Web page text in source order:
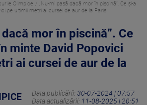
Olimpice
„Nu-mi pasă dacă mor în piscină”. Ce și-a
pe ultimii metri ai cursei de aur de la Paris
mor în piscină”. Ce
minte David Popovici
ai cursei de aur de la
Data publicării: 30-07-2024 | 07:57
Data actualizării: 11-08-2025 | 20:51